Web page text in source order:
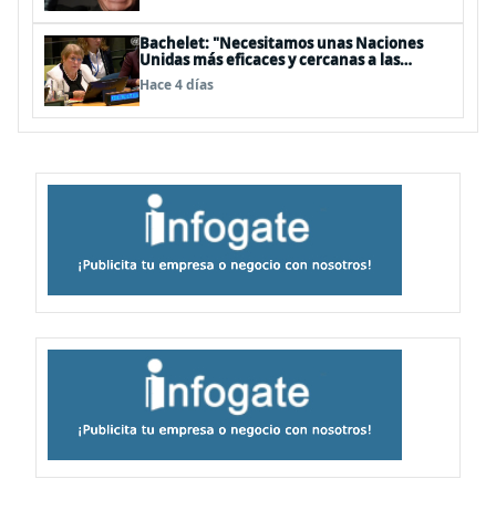
Bachelet: "Necesitamos unas Naciones
Unidas más eficaces y cercanas a las
personas"
Hace 4 días